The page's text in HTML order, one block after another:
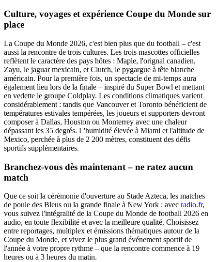
Culture, voyages et expérience Coupe du Monde sur
place
La Coupe du Monde 2026, c'est bien plus que du football – c'est
aussi la rencontre de trois cultures. Les trois mascottes officielles
reflètent le caractère des pays hôtes : Maple, l'orignal canadien,
Zayu, le jaguar mexicain, et Clutch, le pygargue à tête blanche
américain. Pour la première fois, un spectacle de mi-temps aura
également lieu lors de la finale – inspiré du Super Bowl et mettant
en vedette le groupe Coldplay. Les conditions climatiques varient
considérablement : tandis que Vancouver et Toronto bénéficient de
températures estivales tempérées, les joueurs et supporters devront
composer à Dallas, Houston ou Monterrey avec une chaleur
dépassant les 35 degrés. L'humidité élevée à Miami et l'altitude de
Mexico, perchée à plus de 2 200 mètres, constituent des défis
sportifs supplémentaires.
Branchez-vous dès maintenant – ne ratez aucun
match
Que ce soit la cérémonie d'ouverture au Stade Azteca, les matches
de poule des Bleus ou la grande finale à New York : avec radio.fr,
vous suivez l'intégralité de la Coupe du Monde de football 2026 en
audio, en toute flexibilité et avec la meilleure qualité. Choisissez
entre reportages, multiplex et émissions thématiques autour de la
Coupe du Monde, et vivez le plus grand événement sportif de
l'année à votre propre rythme – que la rencontre commence à 19
heures ou à 3 heures du matin.